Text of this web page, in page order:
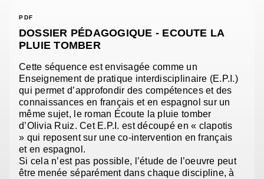
PDF
DOSSIER PÉDAGOGIQUE - ECOUTE LA
PLUIE TOMBER
Cette séquence est envisagée comme un
Enseignement de pratique interdisciplinaire (E.P.I.)
qui permet d’approfondir des compétences et des
connaissances en français et en espagnol sur un
même sujet, le roman Écoute la pluie tomber
d’Olivia Ruiz. Cet E.P.I. est découpé en « clapotis
» qui reposent sur une co-intervention en français
et en espagnol.
Si cela n’est pas possible, l’étude de l’oeuvre peut
être menée séparément dans chaque discipline, à